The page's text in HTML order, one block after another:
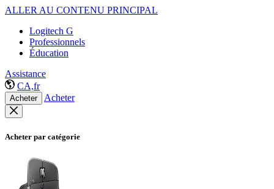
ALLER AU CONTENU PRINCIPAL
Logitech G
Professionnels
Éducation
Assistance
CA,fr
Acheter Acheter
Acheter par catégorie